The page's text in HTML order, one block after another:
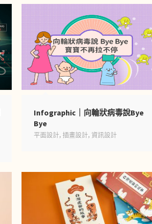
Infographic｜向輪狀病毒說Bye
Bye
平面設計, 插畫設計, 資訊設計